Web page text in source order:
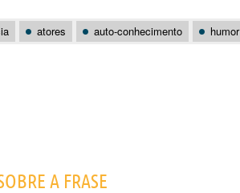
atores auto-conhecimento humor
A FRASE